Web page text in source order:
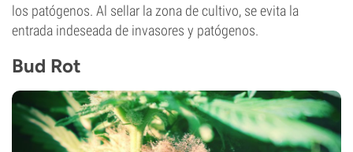
los patógenos. Al sellar la zona de cultivo, se evita la
entrada indeseada de invasores y patógenos.
Bud Rot